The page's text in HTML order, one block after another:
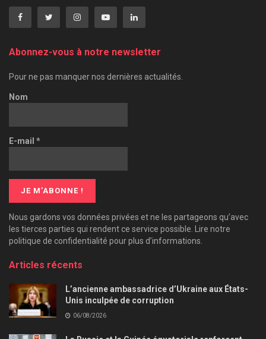
Abonnez-vous à notre newsletter
Pour ne pas manquer nos dernières actualités.
Nom
E-mail *
Nous gardons vos données privées et ne les partageons qu’avec
les tierces parties qui rendent ce service possible. Lire notre
politique de confidentialité pour plus d’informations.
Articles récents
L’ancienne ambassadrice d’Ukraine aux États-
Unis inculpée de corruption
06/08/2026